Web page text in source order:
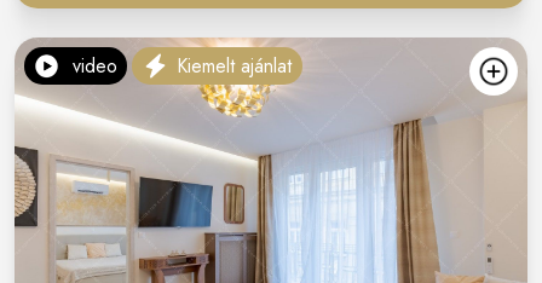
video Kiemelt ajánlat